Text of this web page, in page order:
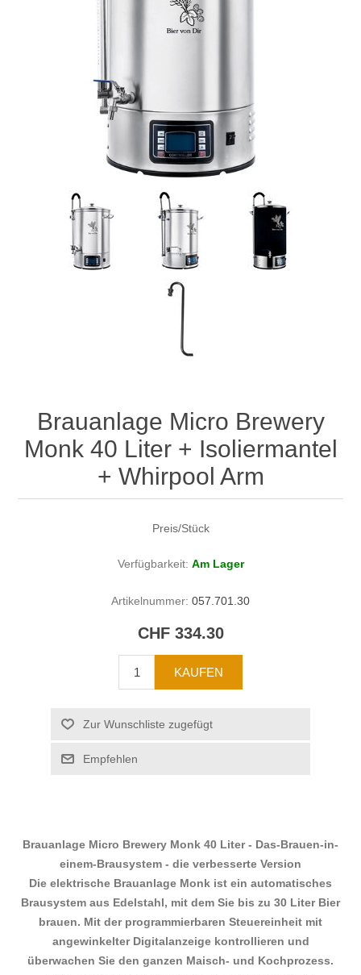
Brauanlage Micro Brewery
Monk 40 Liter + Isoliermantel
+ Whirpool Arm
Preis/Stück
Verfügbarkeit: Am Lager
Artikelnummer: 057.701.30
CHF 334.30
Brauanlage Micro Brewery Monk 40 Liter - Das-Brauen-in-
einem-Brausystem - die verbesserte Version
Die elektrische Brauanlage Monk ist ein automatisches
Brausystem aus Edelstahl, mit dem Sie bis zu 30 Liter Bier
brauen. Mit der programmierbaren Steuereinheit mit
angewinkelter Digitalanzeige kontrollieren und
überwachen Sie den ganzen Maisch- und Kochprozess.